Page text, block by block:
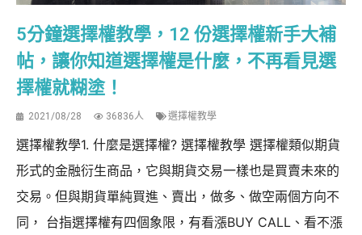
5分鐘選擇權教學，12 份選擇權新手大補
帖，讓你知道選擇權是什麼，不再看見選
擇權就糊塗！
2021/08/28 36836人 選擇權教學
選擇權教學1. 什麼是選擇權? 選擇權教學 選擇權類似期貨
形式的金融衍生商品，它與期貨交易一樣也是買賣未來的
交易。但與期貨單純買進、賣出，做多、做空兩個方向不
同， 台指選擇權有四個象限，有看漲BUY CALL、看不漲